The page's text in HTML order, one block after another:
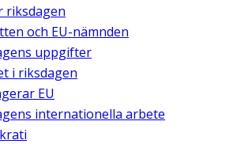
riksdagen
och EU-nämnden
uppgifter
i riksdagen
EU
internationella arbete